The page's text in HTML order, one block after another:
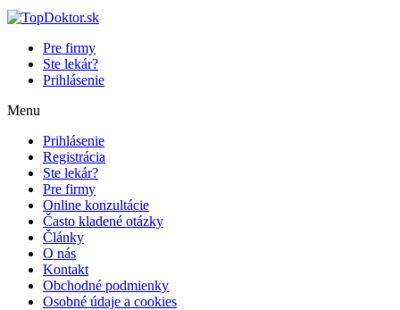
Pre firmy
Ste lekár?
Prihlásenie
Menu
Prihlásenie
Registrácia
Ste lekár?
Pre firmy
Online konzultácie
Často kladené otázky
Články
O nás
Kontakt
Obchodné podmienky
Osobné údaje a cookies